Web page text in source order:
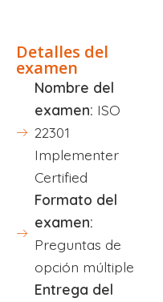
Detalles del
examen
Nombre del
examen: ISO
22301
Implementer
Certified
Formato del
examen:
Preguntas de
opción múltiple
Entrega del